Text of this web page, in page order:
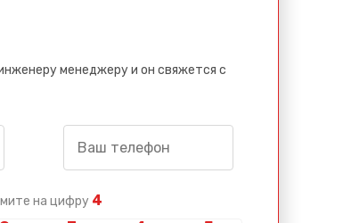
менеджеру и он свяжется с
на цифру 4